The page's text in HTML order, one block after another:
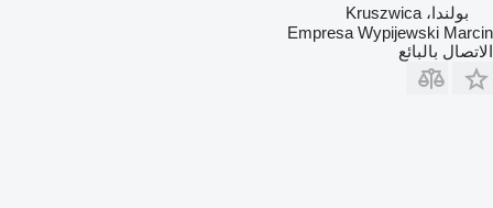
بولندا، Kruszwica
Empresa Wypijewski Marcin
الاتصال بالبائع